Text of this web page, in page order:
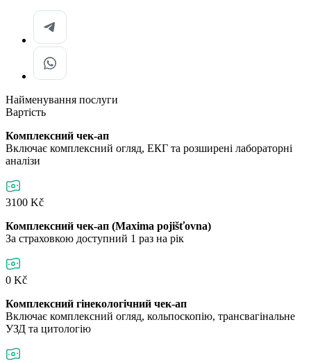
Найменування послуги
Вартість
Комплексний чек-ап
Включає комплексний огляд, ЕКГ та розширені лабораторні
аналізи
3100 Kč
Комплексний чек-ап (Maxima pojišťovna)
За страховкою доступний 1 раз на рік
0 Kč
Комплексний гінекологічний чек-ап
Включає комплексний огляд, кольпоскопію, трансвагінальне
УЗД та цитологію